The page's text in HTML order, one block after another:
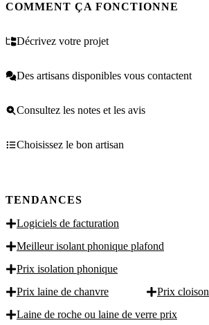
COMMENT ÇA FONCTIONNE
Décrivez votre projet
Des artisans disponibles vous contactent
Consultez les notes et les avis
Choisissez le bon artisan
TENDANCES
Logiciels de facturation
Meilleur isolant phonique plafond
Prix isolation phonique
Prix laine de chanvre
Prix cloison
Laine de roche ou laine de verre prix